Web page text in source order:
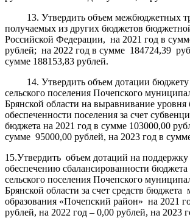
13. Утвердить объем межбюджетных
получаемых из других бюджетов
Российской Федерации, на 2021 год в
рублей; на 2022 год в сумме 184724,39
сумме 188153,83 рублей.
14. Утвердить объем дотации бюджету
сельского поселения Почепского
Брянской области на выравнивание
обеспеченности поселения за счет
бюджета на 2021 год в сумме 103000,00
сумме 95000,00 рублей, на 2023 год в
15.Утвердить объем дотаций на
обеспечению сбалансированности
сельского поселения Почепского
Брянской области за счет средств
образования «Почепский район» на 2021
рублей, на 2022 год – 0,00 рублей, на 2023